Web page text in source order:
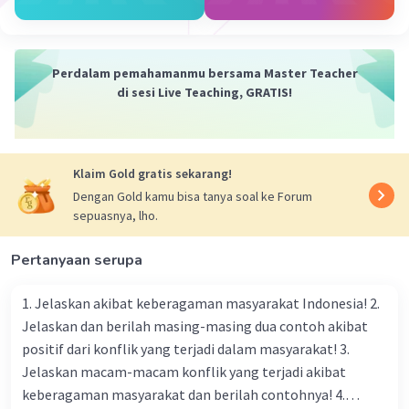
Hanifah A Level 49
24 Mei 2026 09:41
Makasihhhh
— Tampilkan 6 balasan lainnya
Iklan
25 Mei 2026 01:04
Jika saklar S2 dibuka, sedangkan saklar S1 dan S3
dihubungkan (ditutup), maka yang akan terjadi
adalah:
•Lampu yang berada di jalur sakelar S1 dan S3
akan menyala, karena arus listrik dapat mengalir
Perdalam pemahamanmu bersama Master Teacher
di sesi Live Teaching, GRATIS!
Klaim Gold gratis sekarang!
Dengan Gold kamu bisa tanya soal ke Forum
sepuasnya, lho.
Pertanyaan serupa
1. Jelaskan akibat keberagaman masyarakat Indonesia! 2.
Jelaskan dan berilah masing-masing dua contoh akibat
positif dari konflik yang terjadi dalam masyarakat! 3.
Jelaskan macam-macam konflik yang terjadi akibat
keberagaman masyarakat dan berilah contohnya! 4.